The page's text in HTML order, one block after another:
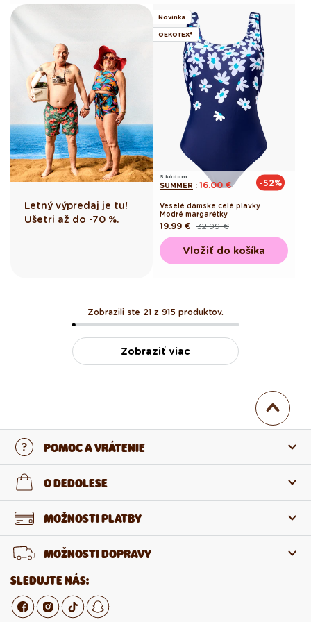
Letný výpredaj je tu!
Ušetri až do -70 %.
Novinka
OEKOTEX®
S kódom
SUMMER : 16.00 € -52%
Veselé dámske celé plavky
Modré margarétky
Pôvodná
cena
32.99 €
Akciová
cena
19.99 €
Vložiť do košíka
Zobrazili ste 21 z 915 produktov.
Zobraziť viac
POMOC A VRÁTENIE
Kontaktujte nás
Vrátenie a reklamácia
Odstúpenie od zmluvy
O DEDOLESE
O nás
Veľkoobchod
Kariéra v Dedoles
MOŽNOSTI PLATBY
MOŽNOSTI DOPRAVY
SLEDUJTE NÁS: